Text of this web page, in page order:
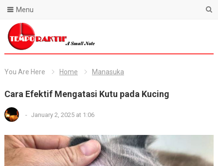
Blog Temporaktif
Menu
You Are Here Home Manasuka
Cara Efektif Mengatasi Kutu pada Kucing
- January 2, 2025 at 1:06